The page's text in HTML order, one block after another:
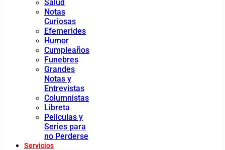
Salud
Notas
Curiosas
Efemerides
Humor
Cumpleaños
Funebres
Grandes
Notas y
Entrevistas
Columnistas
Libreta
Peliculas y
Series para
no Perderse
Servicios